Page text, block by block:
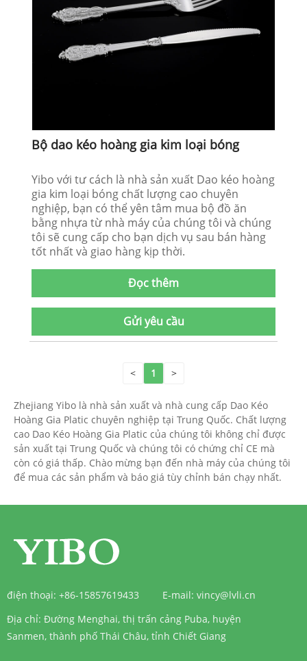
Bộ dao kéo hoàng gia kim loại bóng
Yibo với tư cách là nhà sản xuất Dao kéo hoàng
gia kim loại bóng chất lượng cao chuyên
nghiệp, bạn có thể yên tâm mua bộ đồ ăn
bằng nhựa từ nhà máy của chúng tôi và chúng
tôi sẽ cung cấp cho bạn dịch vụ sau bán hàng
tốt nhất và giao hàng kịp thời.
Đọc thêm
Gửi yêu cầu
< 1 >
Zhejiang Yibo là nhà sản xuất và nhà cung cấp Dao Kéo
Hoàng Gia Platic chuyên nghiệp tại Trung Quốc. Chất lượng
cao Dao Kéo Hoàng Gia Platic của chúng tôi không chỉ được
sản xuất tại Trung Quốc và chúng tôi có chứng chỉ CE mà
còn có giá thấp. Chào mừng bạn đến nhà máy của chúng tôi
để mua các sản phẩm và báo giá tùy chỉnh bán chạy nhất.
điện thoại: +86-15857619433 E-mail: vincy@lvli.cn
Địa chỉ: Đường Menghai, thị trấn cảng Puba, huyện
Sanmen, thành phố Thái Châu, tỉnh Chiết Giang